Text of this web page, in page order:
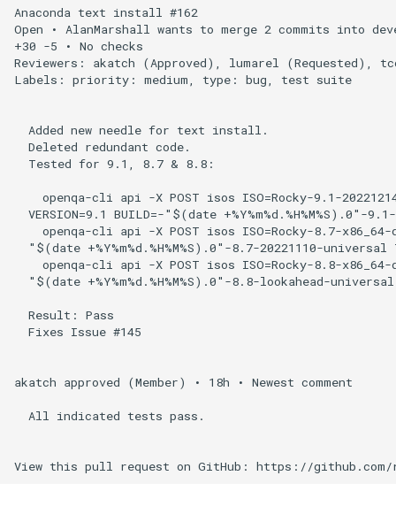
Anaconda text install #162
Open • AlanMarshall wants to merge 2 commits into
+30 -5 • No checks
Reviewers: akatch (Approved), lumarel (Requested),
Labels: priority: medium, type: bug, test suite
  Added new needle for text install.
  Deleted redundant code.
  Tested for 9.1, 8.7 & 8.8:
openqa-cli api -X POST isos ISO=Rocky-9.1-
VERSION=9.1 BUILD=-"$(date +%Y%m%d.%H%M%S).0"-
openqa-cli api -X POST isos ISO=Rocky-8.7-
"$(date +%Y%m%d.%H%M%S).0"-8.7-20221110-universal
openqa-cli api -X POST isos ISO=Rocky-8.8-
"$(date +%Y%m%d.%H%M%S).0"-8.8-lookahead-
  Result: Pass
  Fixes Issue #145
akatch approved (Member) • 18h • Newest comment
  All indicated tests pass.